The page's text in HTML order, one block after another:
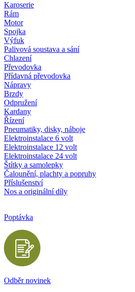
Karoserie
Rám
Motor
Spojka
Výfuk
Palivová soustava a sání
Chlazení
Převodovka
Přídavná převodovka
Nápravy
Brzdy
Odpružení
Kardany
Řízení
Pneumatiky, disky, náboje
Elektroinstalace 6 volt
Elektroinstalace 12 volt
Elektroinstalace 24 volt
Štítky a samolepky
Čalounění, plachty a popruhy
Příslušenství
Nos a originální díly
Poptávka
Odběr novinek